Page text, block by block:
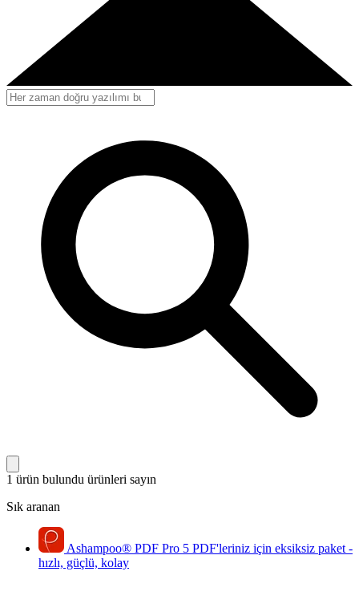
1 ürün bulundu ürünleri sayın
Sık aranan
Ashampoo® PDF Pro 5 PDF'leriniz için eksiksiz paket -
hızlı, güçlü, kolay